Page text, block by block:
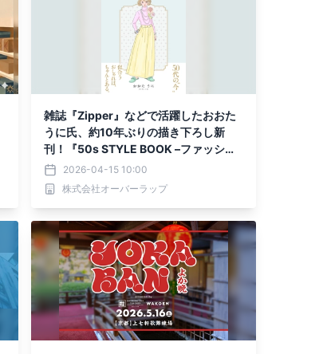
雑誌『Zipper』などで活躍したおおた
うに氏、約10年ぶりの描き下ろし新
刊！『50s STYLE BOOK –ファッショ
ンクレイジーなわたしが50代になった
ら-』 発売 おおたうに氏からの記念コ
メントも公開
2026-04-15 10:00
株式会社オーバーラップ